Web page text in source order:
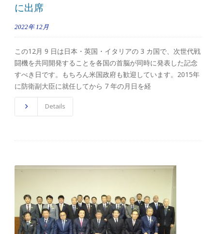
に出席
2022年 12月
この12月 9 日は日本・英国・イタリアの 3 カ国で、次世代戦
闘機を共同開発することを各国の首脳が同時に発表した記念
すべき日です。もちろん米国政府も歓迎しています。2015年
に防衛副大臣に就任してから 7 年の月日を経
Details